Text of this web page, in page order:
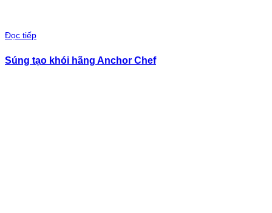
Đọc tiếp
Súng tạo khói hãng Anchor Chef